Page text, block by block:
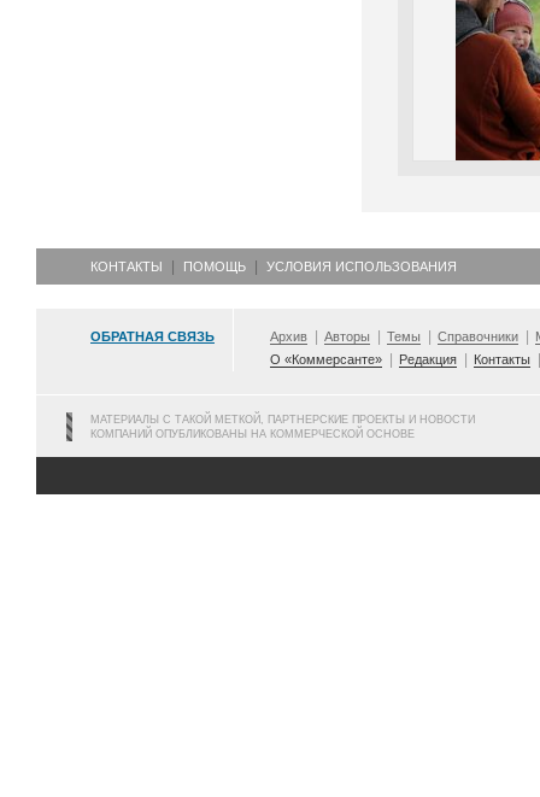
КОНТАКТЫ ПОМОЩЬ УСЛОВИЯ ИСПОЛЬЗОВАНИЯ
ОБРАТНАЯ СВЯЗЬ Архив Авторы Темы Справочники
О «Коммерсанте»
Редакция Контакты
МАТЕРИАЛЫ С ТАКОЙ МЕТКОЙ, ПАРТНЕРСКИЕ ПРОЕКТЫ И НОВОСТИ
КОМПАНИЙ ОПУБЛИКОВАНЫ НА КОММЕРЧЕСКОЙ ОСНОВЕ